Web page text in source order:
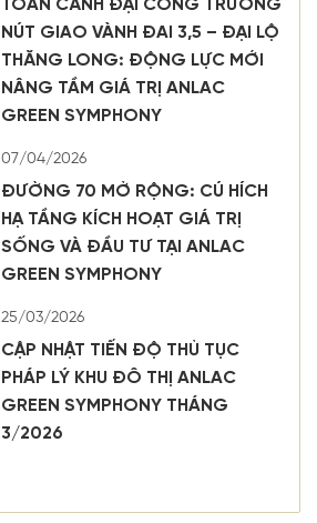
TOÀN CẢNH ĐẠI CÔNG TRƯỜNG
NÚT GIAO VÀNH ĐAI 3,5 – ĐẠI LỘ
THĂNG LONG: ĐỘNG LỰC MỚI
NÂNG TẦM GIÁ TRỊ ANLAC
GREEN SYMPHONY
07/04/2026
ĐƯỜNG 70 MỞ RỘNG: CÚ HÍCH
HẠ TẦNG KÍCH HOẠT GIÁ TRỊ
SỐNG VÀ ĐẦU TƯ TẠI ANLAC
GREEN SYMPHONY
25/03/2026
CẬP NHẬT TIẾN ĐỘ THỦ TỤC
PHÁP LÝ KHU ĐÔ THỊ ANLAC
GREEN SYMPHONY THÁNG
3/2026